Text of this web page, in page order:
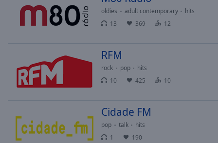
Remaining
Playback
Rate
Descriptions
oldies adult contemporary
hits
13
369 12
RFM
rock pop
hits
10
425 10
Cidade FM
pop talk
hits
1
190